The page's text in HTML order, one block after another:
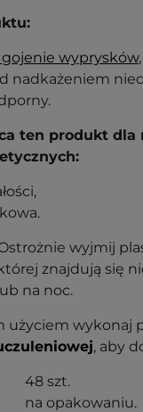
wyprysków,
nadkażeniem
ten produkt dla
wyjmij
znajdują się
na noc.
użyciem wykonaj
, aby
48 szt.
na opakowaniu.